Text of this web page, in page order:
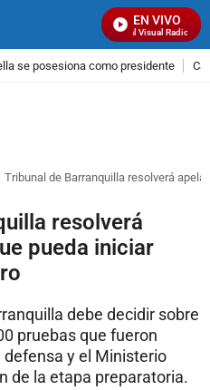
EN VIVO
Señal Visual Radio
se posesiona como presidente
Tribunal de Barranquilla resolverá
resolverá
pueda iniciar
debe decidir sobre
pruebas que fueron
defensa y el Ministerio
de la etapa preparatoria.